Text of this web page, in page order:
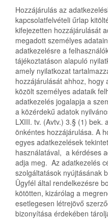
Hozzájárulás az
kapcsolatfelvételi űrlap
kifejezetten hozzájárulását
megadott személyes
adatkezelésre a
tájékoztatáson alapuló
amely nyilatkozat
hozzájárulását ahhoz, hogy
közölt személyes adataik
adatkezelés jogalapja a
a közérdekű adatok
LXIII. tv. (Avtv.) 3.§ (1) bek.
önkéntes hozzájárulása. A
egyes adatkezelések
használatával, a kérdéses
adja meg. Az adatkezelés
szolgáltatások nyújtásának
Ügyfél által rendelkezésre
kötötten, kizárólag a
esetlegesen létrejövő
bizonyítása érdekében